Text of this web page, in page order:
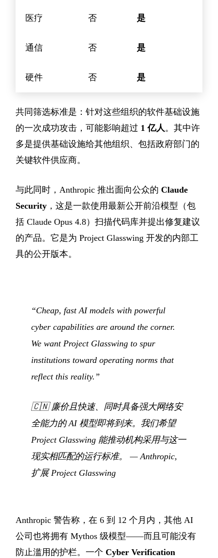
医疗 否 是
通信 否 是
硬件 否 是
共同筛选标准是：针对这些组织的软件基础设施
的一次成功攻击，可能影响超过 1 亿人 。其中许
多是提供基础设施给其他组织、包括政府部门的
关键软件供应商。
与此同时，Anthropic 推出面向公众的 Claude
Security ，这是一款使用最新公开前沿模型（包
括 Claude Opus 4.8）扫描代码库并提出修复建议
的产品。它是为 Project Glasswing 开发的内部工
具的公开版本。
“Cheap, fast AI models with powerful
cyber capabilities are around the corner.
We want Project Glasswing to spur
institutions toward operating norms that
reflect this reality.”
🇨🇳廉价且快速、同时具备强大网络安
全能力的 AI 模型即将到来。我们希望
Project Glasswing 能推动机构采用与这一
现实相匹配的运行标准。
— Anthropic,
扩展 Project Glasswing
Anthropic 警告称，在 6 到 12 个月内，其他 AI
公司也将拥有 Mythos 级模型——而且可能没有
防止滥用的护栏。一个 Cyber Verification